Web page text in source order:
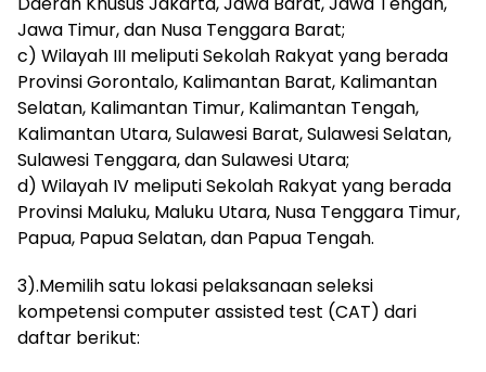
Jawa Timur, dan Nusa Tenggara Barat;
c) Wilayah III meliputi Sekolah Rakyat yang berada
Provinsi Gorontalo, Kalimantan Barat, Kalimantan
Selatan, Kalimantan Timur, Kalimantan Tengah,
Kalimantan Utara, Sulawesi Barat, Sulawesi Selatan,
Sulawesi Tenggara, dan Sulawesi Utara;
d) Wilayah IV meliputi Sekolah Rakyat yang berada
Provinsi Maluku, Maluku Utara, Nusa Tenggara Timur,
Papua, Papua Selatan, dan Papua Tengah.
3).Memilih satu lokasi pelaksanaan seleksi
kompetensi computer assisted test (CAT) dari
daftar berikut: